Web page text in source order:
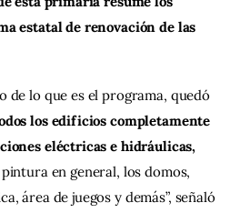
estatal de renovación de las
de lo que es el programa, quedó
los edificios completamente
eléctricas e hidráulicas,
pintura en general, los domos,
área de juegos y demás”, señaló